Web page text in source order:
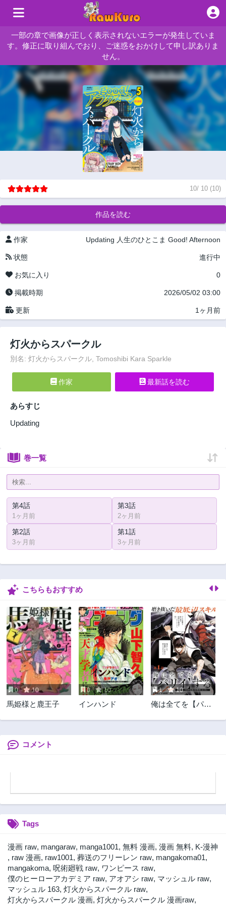
一部の章で画像が正しく表示されないエラーが発生していま
す。修正に取り組んでおり、ご迷惑をおかけして申し訳ありま
せん。
10/ 10 (10)
作品を読む
作家 Updating 人生のひとこま Good! Afternoon
状態 進行中
お気に入り 0
掲載時期 2026/05/02 03:00
更新 1ヶ月前
灯火からスパークル
別名: 灯火からスパークル, Tomoshibi Kara Sparkle
作家 最新話を読む
あらすじ
Updating
巻一覧
第4話
1ヶ月前
第3話
2ヶ月前
第2話
3ヶ月前
第1話
3ヶ月前
こちらもおすすめ
0 10
馬姫様と鹿王子
0 10
インハンド
1 10
俺は全てを【パリ
険者になりたい～
コメント
Tags
漫画 raw, mangaraw, manga1001, 無料 漫画, 漫画 無料, K-漫神
, raw 漫画, raw1001, 葬送のフリーレン raw, mangakoma01,
mangakoma, 呪術廻戦 raw, ワンピース raw,
僕のヒーローアカデミア raw, アオアシ raw, マッシュル raw,
マッシュル 163, 灯火からスパークル raw,
灯火からスパークル 漫画, 灯火からスパークル 漫画raw,